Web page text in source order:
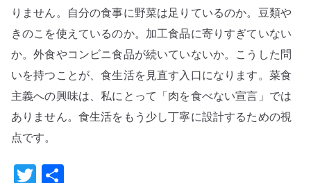
りません。自分の食事に野菜は足りているのか。豆類や
きのこを使えているのか。加工食品に寄りすぎていない
か。外食やコンビニ食品が続いていないか。こうした問
いを持つことが、食生活を見直す入口になります。菜食
主義への興味は、私にとって「肉を食べない宣言」では
ありません。食生活をもう少し丁寧に設計するための視
点です。
T